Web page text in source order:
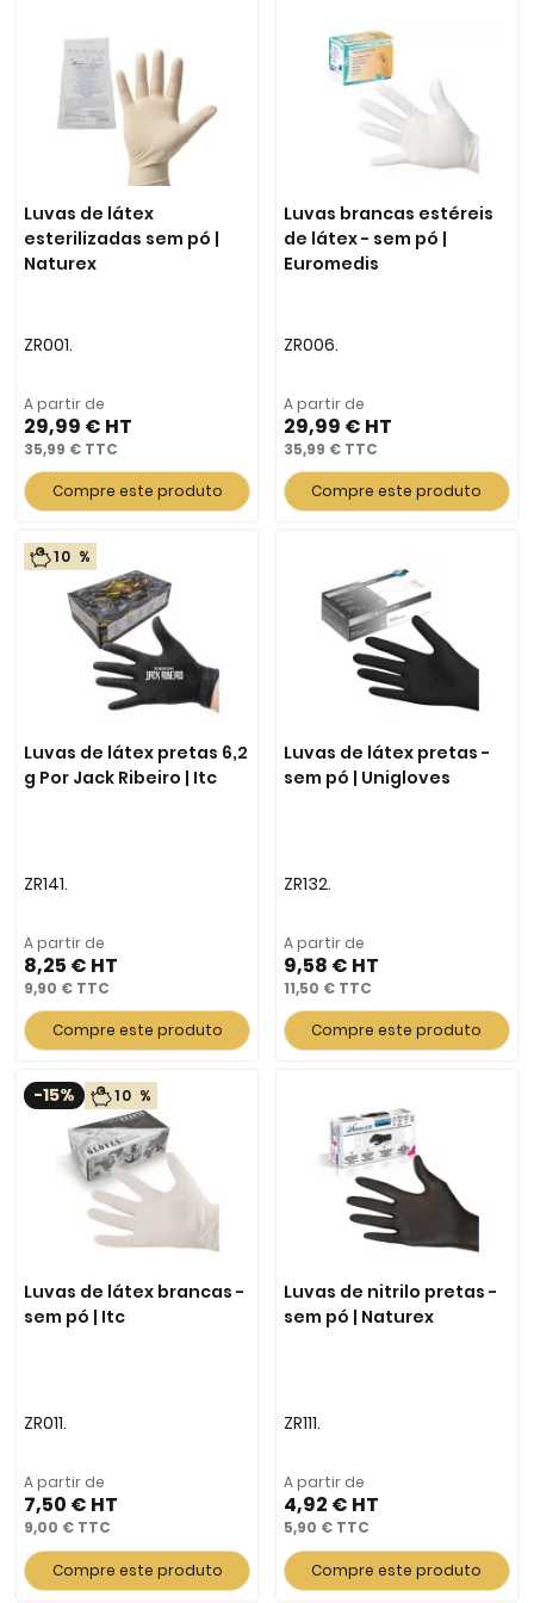
Luvas de látex
esterilizadas sem pó |
Naturex
ZR001.
A partir de
29,99 €
35,99 €
Compre este produto
Luvas brancas estéreis
de látex - sem pó |
Euromedis
ZR006.
A partir de
29,99 €
35,99 €
Compre este produto
10 %
Luvas de látex pretas 6,2
g Por Jack Ribeiro | Itc
ZR141.
A partir de
8,25 €
9,90 €
Compre este produto
Luvas de látex pretas -
sem pó | Unigloves
ZR132.
A partir de
9,58 €
11,50 €
Compre este produto
-15% 10 %
Luvas de látex brancas -
sem pó | Itc
ZR011.
A partir de
7,50 €
9,00 €
Compre este produto
Luvas de nitrilo pretas -
sem pó | Naturex
ZR111.
A partir de
4,92 €
5,90 €
Compre este produto